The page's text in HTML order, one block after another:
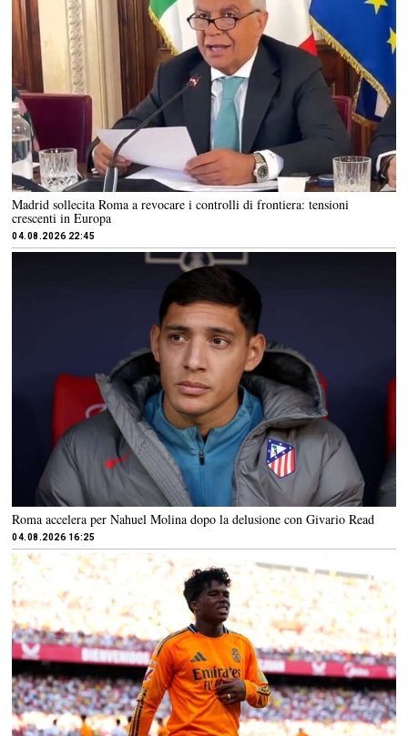
Madrid sollecita Roma a revocare i controlli di frontiera: tensioni
crescenti in Europa
04.08.2026 22:45
Roma accelera per Nahuel Molina dopo la delusione con Givario Read
04.08.2026 16:25